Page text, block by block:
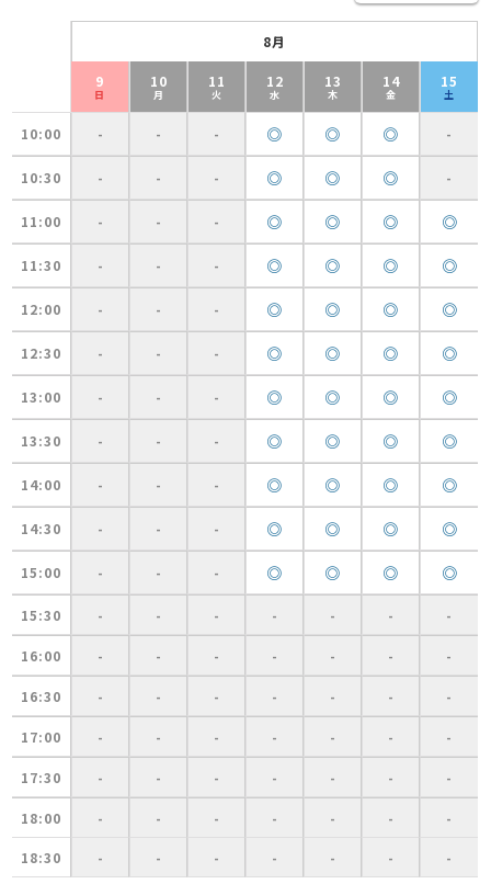
8月
9
日
10
月
11
火
12
水
13
木
14
金
15
土
10:00 - - - ◎ ◎ ◎ -
10:30 - - - ◎ ◎ ◎ -
11:00 - - - ◎ ◎ ◎ ◎
11:30 - - - ◎ ◎ ◎ ◎
12:00 - - - ◎ ◎ ◎ ◎
12:30 - - - ◎ ◎ ◎ ◎
13:00 - - - ◎ ◎ ◎ ◎
13:30 - - - ◎ ◎ ◎ ◎
14:00 - - - ◎ ◎ ◎ ◎
14:30 - - - ◎ ◎ ◎ ◎
15:00 - - - ◎ ◎ ◎ ◎
15:30 - - - - - - -
16:00 - - - - - - -
16:30 - - - - - - -
17:00 - - - - - - -
17:30 - - - - - - -
18:00 - - - - - - -
18:30 - - - - - - -